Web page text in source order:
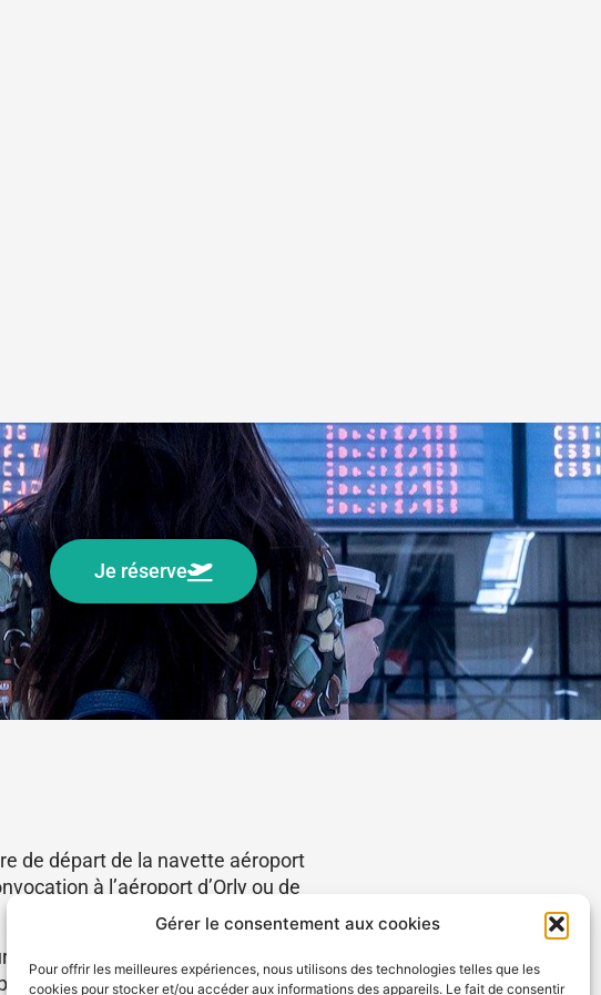
Gérer le consentement aux cookies
Pour offrir les meilleures expériences, nous utilisons des technologies telles que les
cookies pour stocker et/ou accéder aux informations des appareils. Le fait de consentir
Je réserve
de départ de la navette aéroport
à l’aéroport d’Orly ou de
du chargement consciencieux de